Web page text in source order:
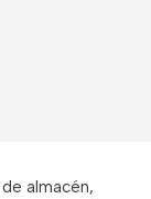
almacén,